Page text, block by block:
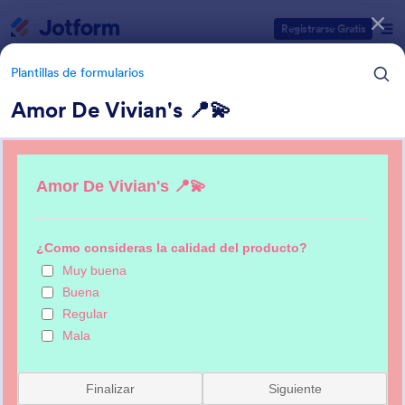
Registrarse Gratis
Plantillas de formularios
Amor De Vivian's 📍💫
Plantillas de formularios
Formularios de opinión
73 Plantillas
Categorías de plantillas de formulario